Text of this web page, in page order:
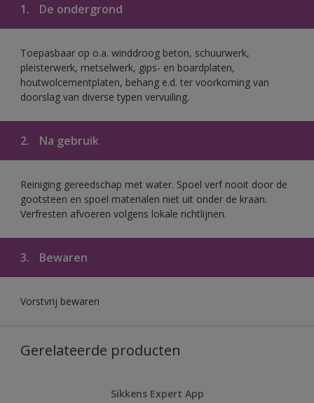
1. De ondergrond
Toepasbaar op o.a. winddroog beton, schuurwerk,
pleisterwerk, metselwerk, gips- en boardplaten,
houtwolcementplaten, behang e.d. ter voorkoming van
doorslag van diverse typen vervuiling.
2. Na gebruik
Reiniging gereedschap met water. Spoel verf nooit door de
gootsteen en spoel materialen niet uit onder de kraan.
Verfresten afvoeren volgens lokale richtlijnen.
3. Bewaren
Vorstvrij bewaren
Gerelateerde producten
Sikkens Expert App